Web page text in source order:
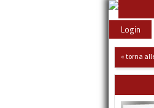
Login
« torna